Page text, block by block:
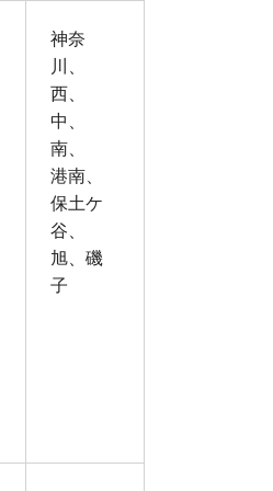
神奈
川、
西、
中、
南、
港南、
保土ケ
谷、
旭、磯
子